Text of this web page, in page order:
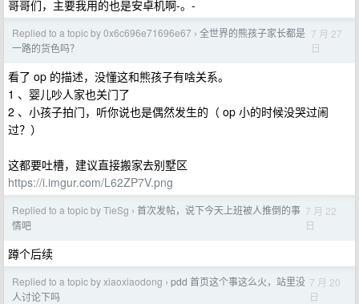
哥哥们，主要我用的也是安卓机啊-。-
Replied to a topic by 0x6c696e71696e67 › 全世界的熊孩子家长都是
一路的货色吗？
7 月 27
日
看了 op 的描述，没懂这和熊孩子有啥关系。
1 、婴儿吵人家也关门了
2 、小孩子拍门，听你说也是偶然发生的（ op 小的时候没哭过闹
过？）
这都要吐槽，建议直接搬家去别墅区
https://i.imgur.com/L62ZP7V.png
Replied to a topic by TieSg › 首次发帖，说下今天上班被人推倒的事
情吧
7 月 22
日
蹲个后续
Replied to a topic by xiaoxiaodong › pdd 首页这个事这么火，站里没
人讨论下吗
7 月 20
日